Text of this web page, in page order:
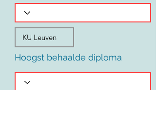
Hoogst behaalde diploma